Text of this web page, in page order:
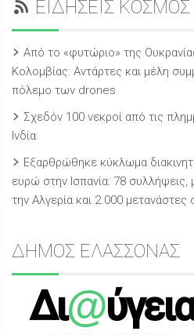
ΕΙΔΗΣΕΙΣ ΚΟΣΜΟΣ
Από το «φυτώριο» της
Κολομβίας: Αντάρτες και μέλη
πόλεμο των drones
Σχεδόν 100 νεκροί από τις
Ινδία
Εξαρθρώθηκε κύκλωμα
ευρώ στην Ισπανία: 78
την Αλγερία και 2.000
ΔΗΜΟΣ ΕΛΑΣΣΟΝΑΣ
Δι@ύγεια